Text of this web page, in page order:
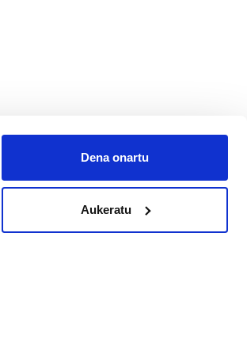
Dena onartu
Aukeratu